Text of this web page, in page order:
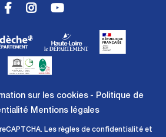
sur les cookies
Politique de
Mentions légales
Les règles de confidentialitéet